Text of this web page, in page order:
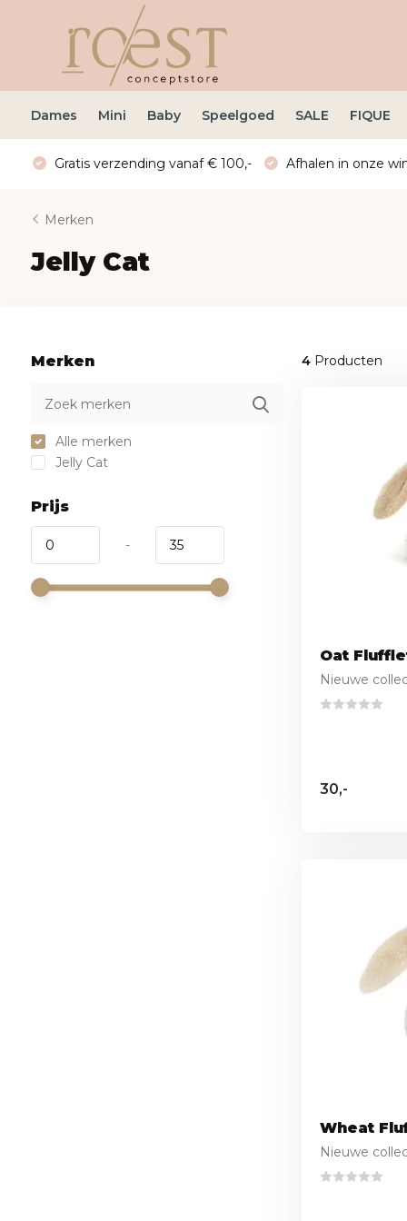
Dames Mini Baby Speelgoed SALE FIQUE
Gratis verzending vanaf € 100,- Afhalen in onze
Merken
Jelly Cat
Merken
Alle merken
Jelly Cat
Prijs
-
4Producten
Oat
Nieuwe
30,-
Wheat
Nieuwe